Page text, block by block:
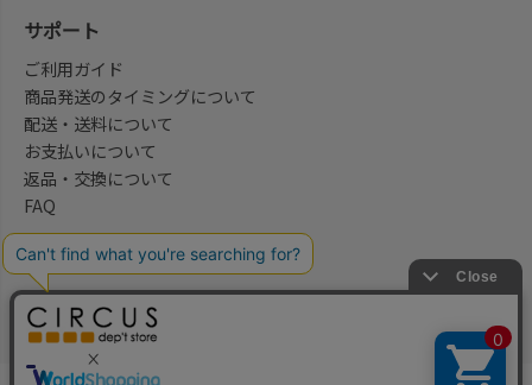
会社概要/お問合せ先
サポート
ご利用ガイド
商品発送のタイミングについて
配送・送料について
お支払いについて
返品・交換について
FAQ
法律に基づく表示 プライバシーポリシー